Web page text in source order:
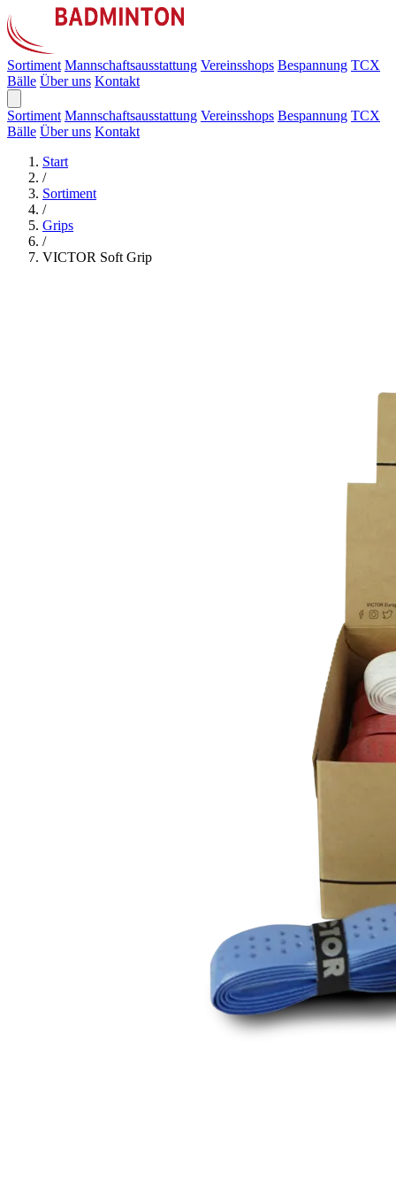
Sortiment Mannschaftsausstattung Vereinsshops Bespannung TCX
Bälle Über uns Kontakt
Sortiment Mannschaftsausstattung Vereinsshops Bespannung TCX
Bälle Über uns Kontakt
Start
/
Sortiment
/
Grips
/
VICTOR Soft Grip